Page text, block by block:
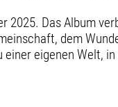
2025. Das Album
dem
eigenen Welt,